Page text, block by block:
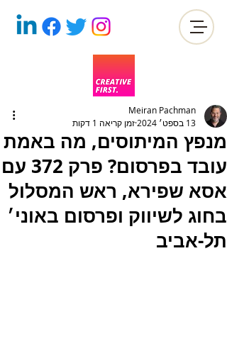
מנפץ המיתוסים, מה באמת
עובד בפרסום? פרק 372 עם
אסא שפירא, ראש המסלול
בחוג לשיווק ופרסום באוני׳
תל-אביב
Meiran Pachman
13 בספט׳ 2024
זמן קריאה 1 דקות